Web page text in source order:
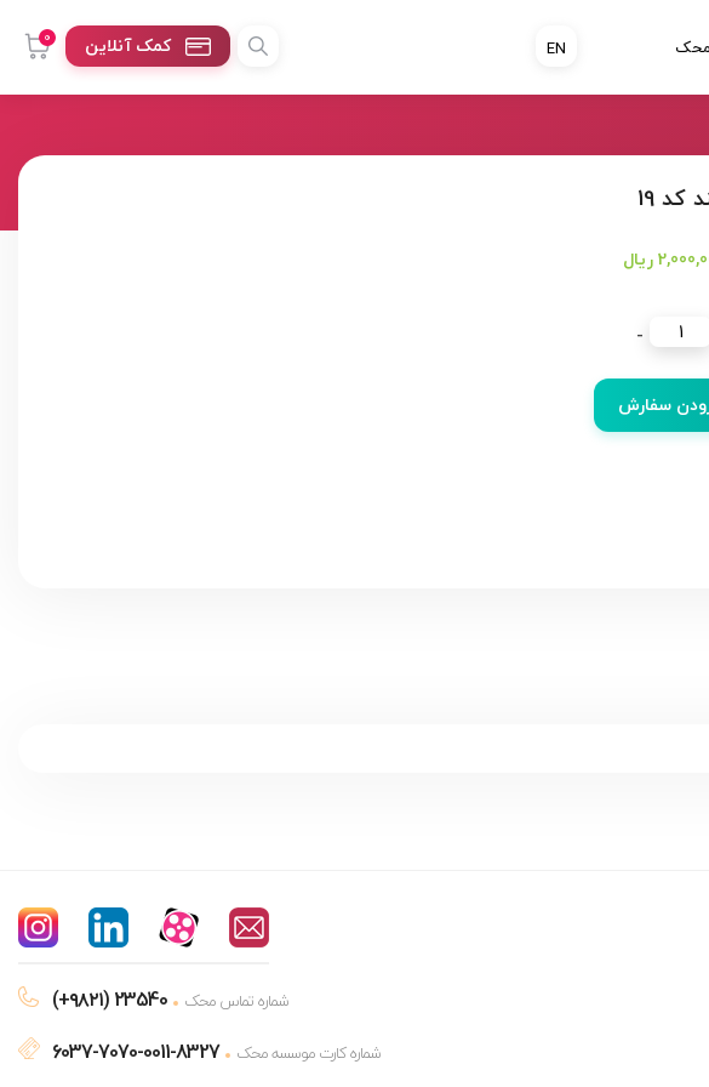
0 کمک آنلاین EN
19
ریال
دستبند
-
سفارش
(+۹۸۲۱) 23540 شماره تماس محک
6037-7070-0011-8327 شماره کارت موسسه محک